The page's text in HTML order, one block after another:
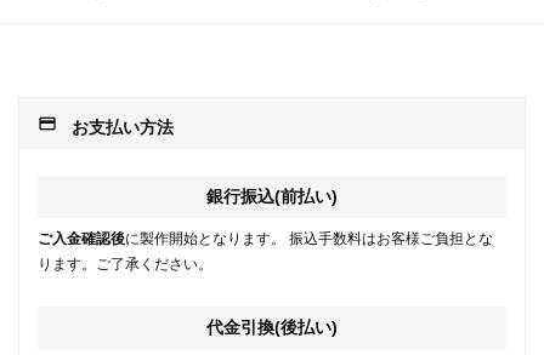
payment お支払い方法
銀行振込(前払い)
ご入金確認後に製作開始となります。 振込手数料はお客様ご負担とな
ります。ご了承ください。
代金引換(後払い)